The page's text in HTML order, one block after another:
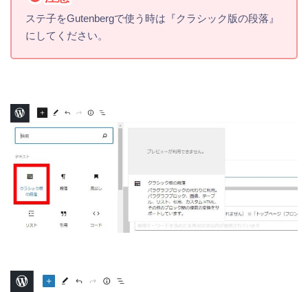
ステ子をGutenbergで使う時は『クラシック版の段落』
にしてください。